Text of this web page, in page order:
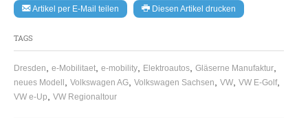
Artikel per E-Mail teilen Diesen Artikel drucken
TAGS
Dresden e-Mobilitaet e-mobility Elektroautos Gläserne Manufaktur
neues Modell Volkswagen AG Volkswagen Sachsen VW VW E-Golf,
VW e-Up VW Regionaltour